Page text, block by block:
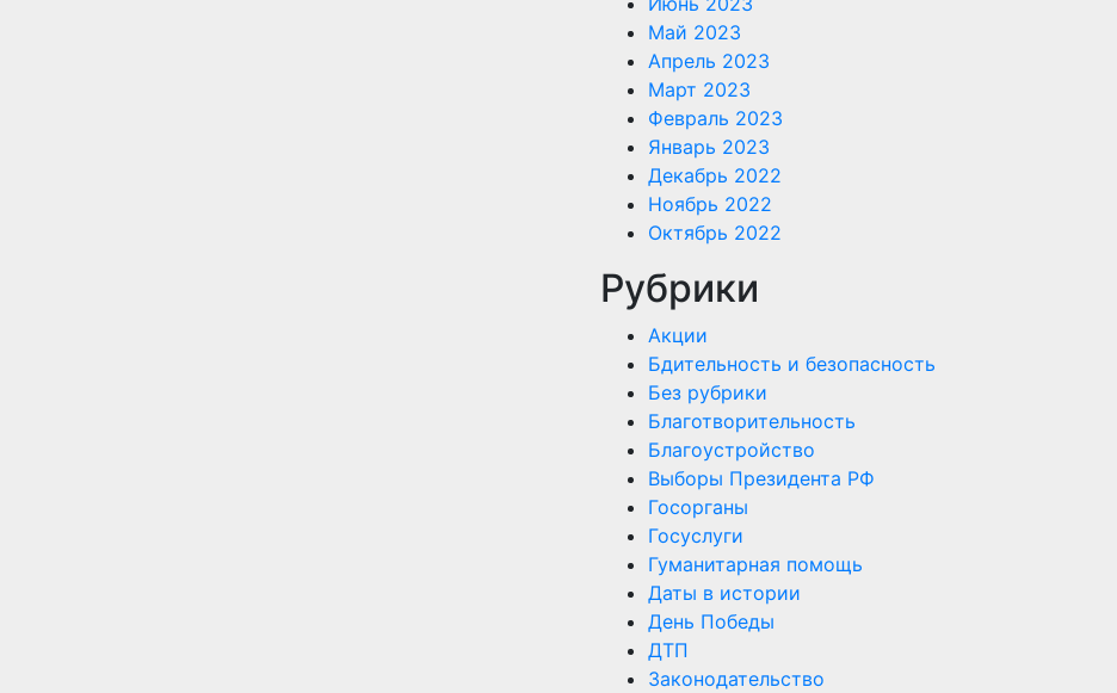
Май 2023
Апрель 2023
Март 2023
Февраль 2023
Январь 2023
Декабрь 2022
Ноябрь 2022
Октябрь 2022
Рубрики
Акции
Бдительность и безопасность
Без рубрики
Благотворительность
Благоустройство
Выборы Президента РФ
Госорганы
Госуслуги
Гуманитарная помощь
Даты в истории
День Победы
ДТП
Законодательство